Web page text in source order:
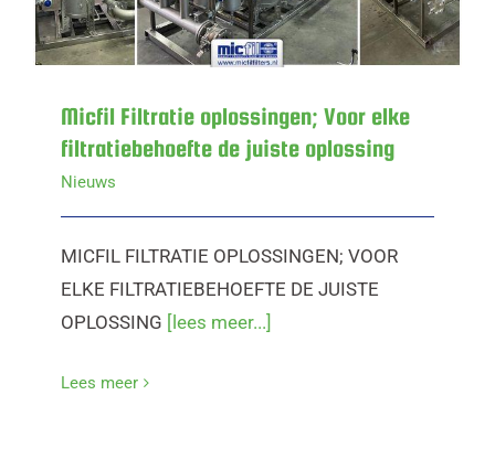
oplossing
Micfil Filtratie oplossingen; Voor elke
filtratiebehoefte de juiste oplossing
Nieuws
MICFIL FILTRATIE OPLOSSINGEN; VOOR
ELKE FILTRATIEBEHOEFTE DE JUISTE
OPLOSSING [lees meer...]
Lees meer